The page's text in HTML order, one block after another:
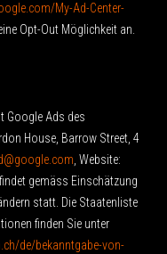
My-Ad-Center-
Opt-Out Möglichkeit an.
Google Ads des
House, Barrow Street, 4
, Website:
gemäss Einschätzung
statt. Die Staatenliste
finden Sie unter
de/bekanntgabe-von-